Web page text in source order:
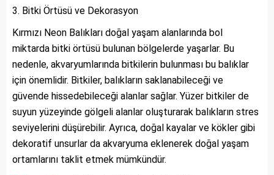
Bitki Örtüsü ve Dekorasyon
Kırmızı Neon Balıkları doğal yaşam alanlarında bol
miktarda bitki örtüsü bulunan bölgelerde yaşarlar. Bu
nedenle, akvaryumlarında bitkilerin bulunması bu balıklar
için önemlidir. Bitkiler, balıkların saklanabileceği ve
güvende hissedebileceği alanlar sağlar. Yüzer bitkiler de
suyun yüzeyinde gölgeli alanlar oluşturarak balıkların stres
seviyelerini düşürebilir. Ayrıca, doğal kayalar ve kökler gibi
dekoratif unsurlar da akvaryuma eklenerek doğal yaşam
ortamlarını taklit etmek mümkündür.